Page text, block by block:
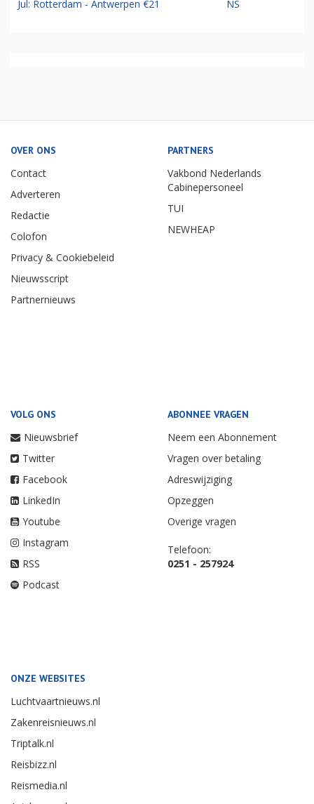
Jul: Rotterdam - Antwerpen €21 NS
OVER ONS
Contact
Adverteren
Redactie
Colofon
Privacy & Cookiebeleid
Nieuwsscript
Partnernieuws
PARTNERS
Vakbond Nederlands
Cabinepersoneel
TUI
NEWHEAP
VOLG ONS
Nieuwsbrief
Twitter
Facebook
LinkedIn
Youtube
Instagram
RSS
Podcast
ABONNEE VRAGEN
Neem een Abonnement
Vragen over betaling
Adreswijziging
Opzeggen
Overige vragen
Telefoon:
0251 - 257924
ONZE WEBSITES
Luchtvaartnieuws.nl
Zakenreisnieuws.nl
Triptalk.nl
Reisbizz.nl
Reismedia.nl